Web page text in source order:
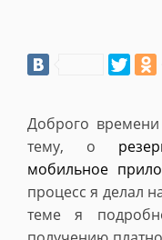
Доброго
тему, о
мобильное
процесс я делал
теме я